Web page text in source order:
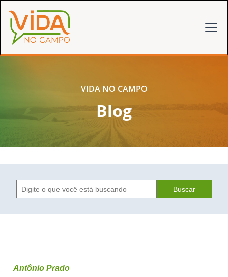
VIDA NO CAMPO
Blog
Buscar
Antônio Prado